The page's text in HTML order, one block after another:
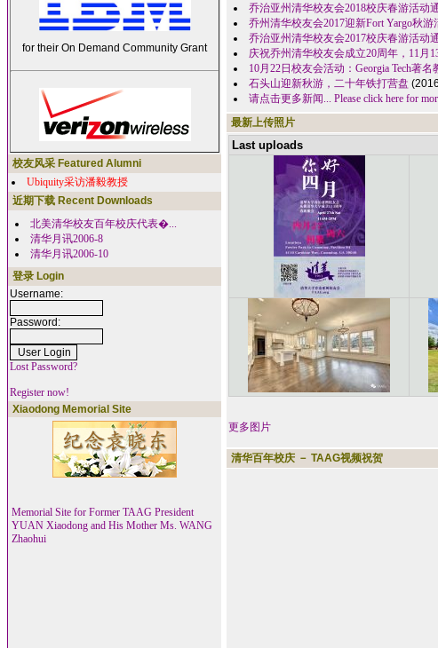
for their On Demand Community Grant
校友风采 Featured Alumni
Ubiquity采访潘毅教授
近期下载 Recent Downloads
北美清华校友百年校庆代表�...
清华月讯2006-8
清华月讯2006-10
登录 Login
Username:
Password:
Lost Password?
Register now!
Xiaodong Memorial Site
Memorial Site for Former TAAG President
YUAN Xiaodong and His Mother Ms. WANG
Zhaohui
乔治亚州清华校友会2018校庆春游活动
乔州清华校友会2017迎新Fort Yargo秋
乔治亚州清华校友会2017校庆春游活动
庆祝乔州清华校友会成立20周年，11月
10月22日校友会活动：Georgia Tech著
石头山迎新秋游，二十年铁打营盘
请点击更多新闻... Please click here for
最新上传照片
Last uploads
更多图片
清华百年校庆 － TAAG视频祝贺